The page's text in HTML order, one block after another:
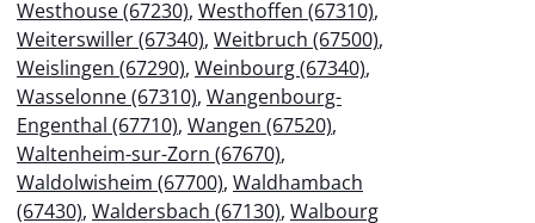
Westhouse (67230), Westhoffen (67310),
Weiterswiller (67340), Weitbruch (67500),
Weislingen (67290), Weinbourg (67340),
Wasselonne (67310), Wangenbourg-
Engenthal (67710), Wangen (67520),
Waltenheim-sur-Zorn (67670),
Waldolwisheim (67700), Waldhambach
(67430), Waldersbach (67130), Walbourg